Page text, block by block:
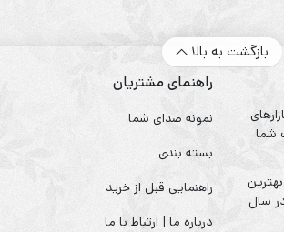
بازگشت به بالا
شما
چرا خرید ساچمه نقره ۹۹۹ بهترین
سال
راهنمای مشتریان
نمونه صدای شما
بسته بندی
راهنمایی قبل از خرید
درباره ما | ارتباط با ما